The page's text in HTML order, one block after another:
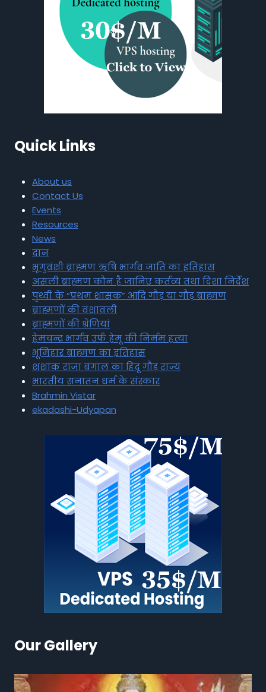
Quick Links
About us
Contact Us
Events
Resources
News
दान
भृगुवंशी ब्राह्मण ऋषि भार्गव जाति का इतिहास
असली ब्राह्मण कौन है जानिए कर्तव्य तथा दिशा निर्देश
पृथ्वी के “प्रथम शासक” आदि गौड़ या गौड़ ब्राह्मण
ब्राह्मणों की वंशावली
ब्राह्मणों की श्रेणियां
हेमचन्द्र भार्गव उर्फ हेमू की निर्मम हत्या
भूमिहार ब्राह्मण का इतिहास
शशांक राजा बंगाल का हिंदू गौड़ राज्य
भारतीय सनातन धर्म के संस्कार
Brahmin Vistar
ekadashi-Udyapan
Our Gallery